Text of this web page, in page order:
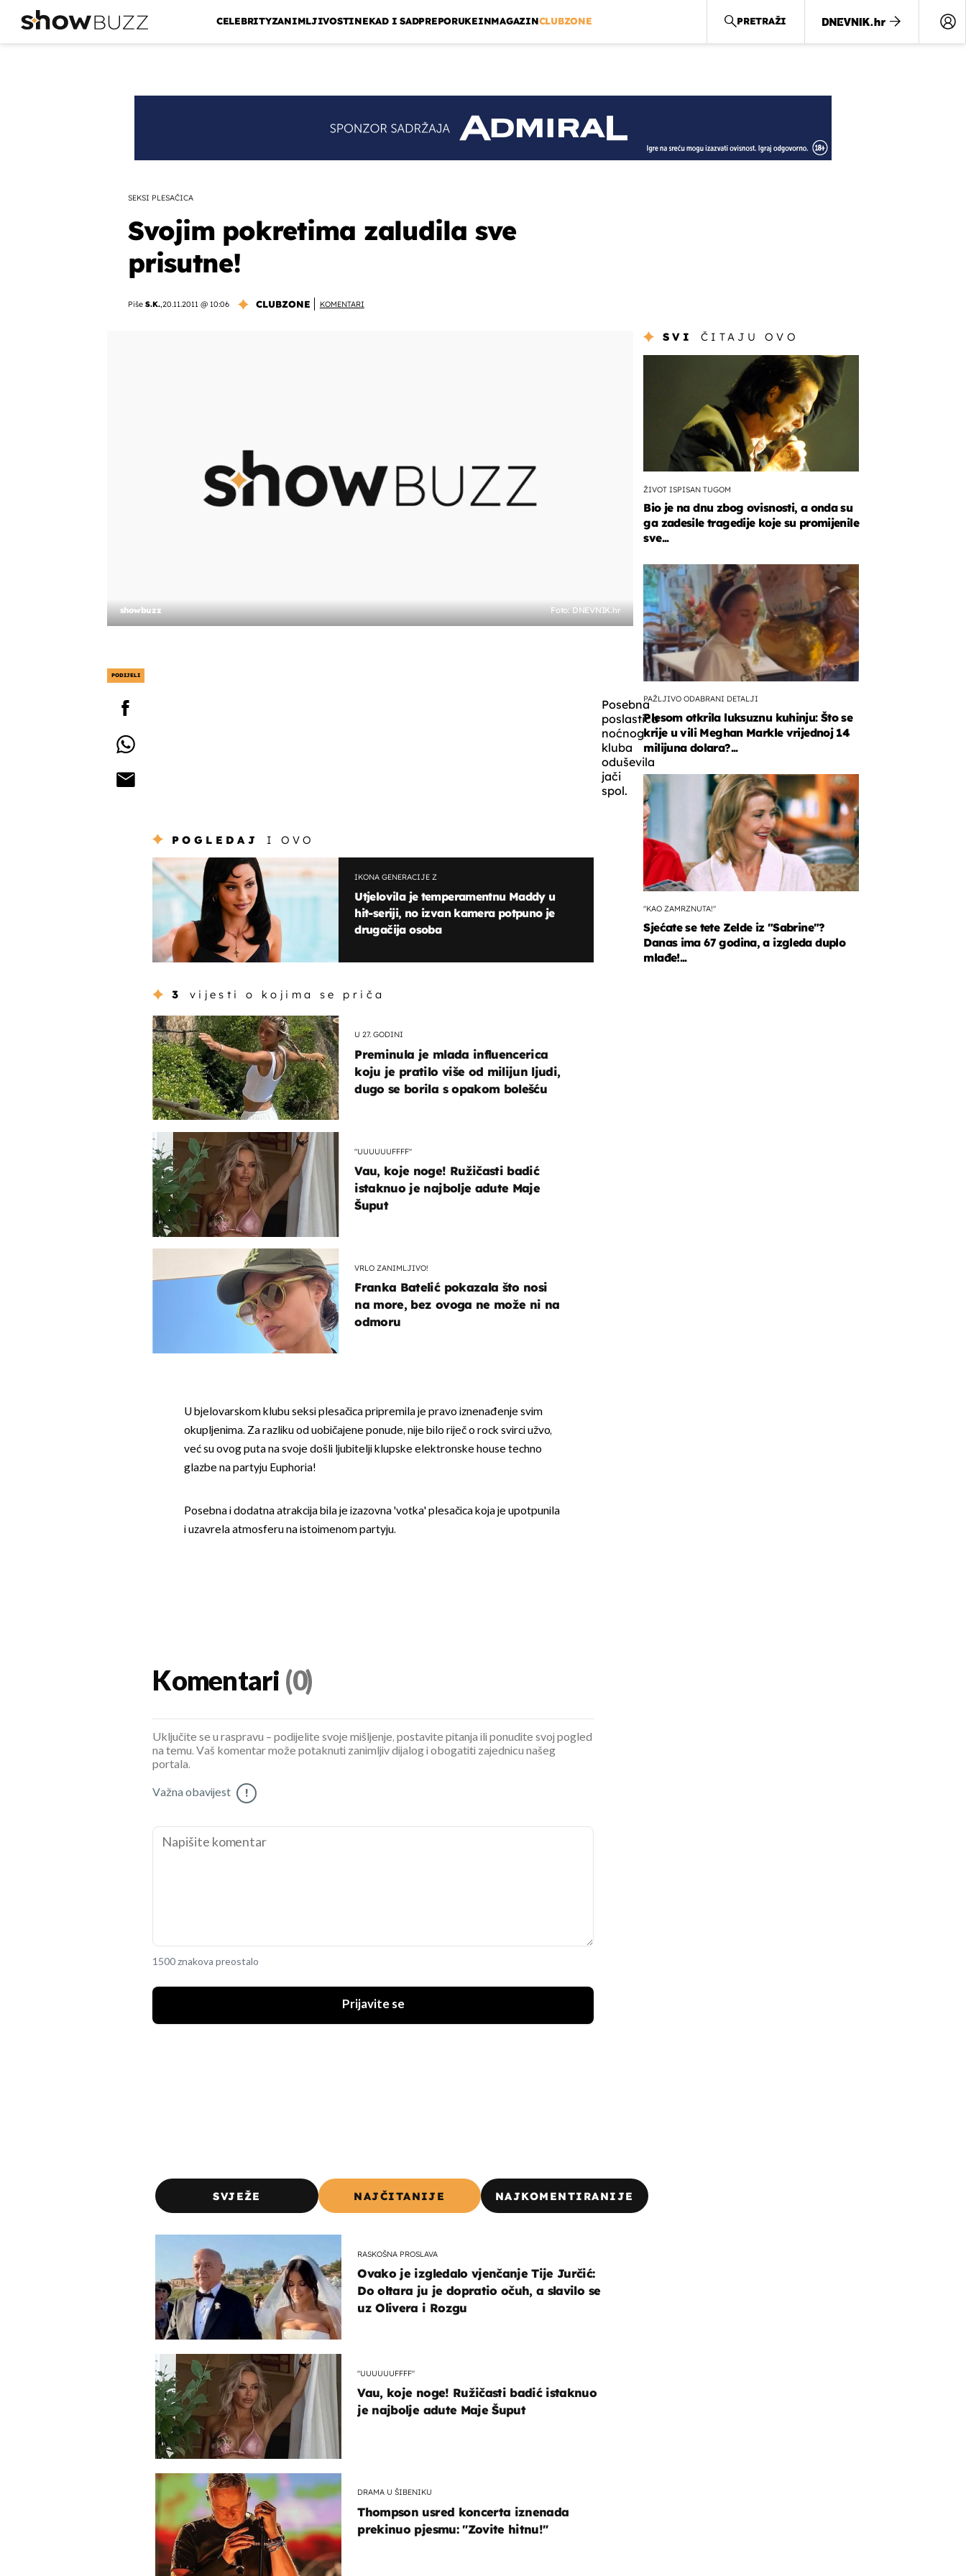
CELEBRITYZANIMLJIVOSTINEKAD I SADPREPORUKEINMAGAZINCLUBZONE PRETRAŽI
SEKSI PLESAČICA
Svojim pokretima zaludila sve
prisutne!
Piše S.K.,20.11.2011 @ 10:06 CLUBZONE KOMENTARI
showbuzz Foto: DNEVNIK.hr
PODIJELI
Posebna
poslastica
noćnog
kluba
oduševila
jači
spol.
POGLEDAJ I OVO
IKONA GENERACIJE Z
Utjelovila je temperamentnu Maddy u
hit-seriji, no izvan kamera potpuno je
drugačija osoba
3 vijesti o kojima se priča
U 27. GODINI
Preminula je mlada influencerica
koju je pratilo više od milijun ljudi,
dugo se borila s opakom bolešću
"UUUUUUFFFF"
Vau, koje noge! Ružičasti badić
istaknuo je najbolje adute Maje
Šuput
VRLO ZANIMLJIVO!
Franka Batelić pokazala što nosi
na more, bez ovoga ne može ni na
odmoru
U bjelovarskom klubu seksi plesačica pripremila je pravo iznenađenje svim
okupljenima. Za razliku od uobičajene ponude, nije bilo riječ o rock svirci užvo,
već su ovog puta na svoje došli ljubitelji klupske elektronske house techno
glazbe na partyju Euphoria!
Posebna i dodatna atrakcija bila je izazovna 'votka' plesačica koja je upotpunila
i uzavrela atmosferu na istoimenom partyju.
SVI ČITAJU OVO
ŽIVOT ISPISAN TUGOM
Bio je na dnu zbog ovisnosti, a onda su
ga zadesile tragedije koje su promijenile
sve...
PAŽLJIVO ODABRANI DETALJI
Plesom otkrila luksuznu kuhinju: Što se
krije u vili Meghan Markle vrijednoj 14
milijuna dolara?...
"KAO ZAMRZNUTA!"
Sjećate se tete Zelde iz "Sabrine"?
Danas ima 67 godina, a izgleda duplo
mlađe!...
Komentari (0)
Uključite se u raspravu – podijelite svoje mišljenje, postavite pitanja ili ponudite svoj pogled
na temu. Vaš komentar može potaknuti zanimljiv dijalog i obogatiti zajednicu našeg
portala.
Važna obavijest !
1500 znakova preostalo
Prijavite se
SVJEŽE NAJČITANIJE NAJKOMENTIRANIJE
RASKOŠNA PROSLAVA
Ovako je izgledalo vjenčanje Tije Jurčić:
Do oltara ju je dopratio očuh, a slavilo se
uz Olivera i Rozgu
"UUUUUUFFFF"
Vau, koje noge! Ružičasti badić istaknuo
je najbolje adute Maje Šuput
DRAMA U ŠIBENIKU
Thompson usred koncerta iznenada
prekinuo pjesmu: "Zovite hitnu!"
OMOGUĆI OBAVIJESTI